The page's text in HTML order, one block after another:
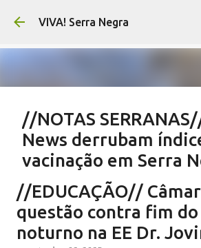
Pular para o conteúdo
VIVA! Serra Negra
//NOTAS
News derrubam
vacinação em Serra
CARLOS MOTTA
SAÚDE SERRA NEGRA
//EDUCAÇÃO//
questão contra fim
noturno na EE Dr.